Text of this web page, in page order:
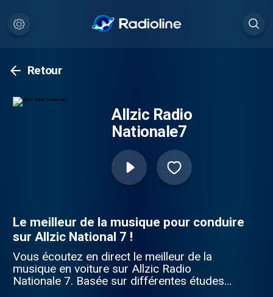
Retour
Allzic Radio
Nationale7
Le meilleur de la musique pour conduire
sur Allzic National 7 !
Vous écoutez en direct le meilleur de la
musique en voiture sur Allzic Radio
Nationale 7. Basée sur différentes études